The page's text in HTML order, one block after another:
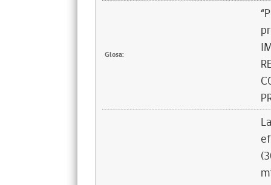
Glosa: